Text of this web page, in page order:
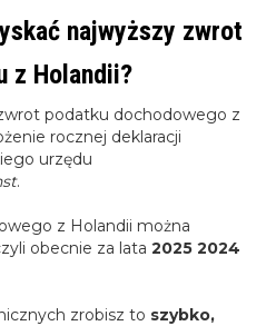
najwyższy zwrot
z Holandii?
podatku dochodowego z
rocznej deklaracji
urzędu
.
z Holandii można
obecnie za lata 2025 2024
zrobisz to szybko,